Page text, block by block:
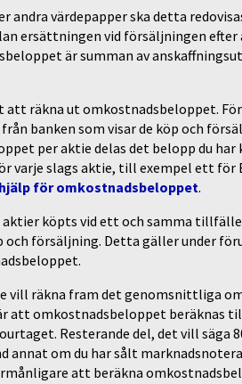
andra värdepapper ska detta
ersättningen vid försäljningen
är summan av
räkna ut omkostnadsbeloppet.
banken som visar de köp och
per aktie delas det belopp du
varje slags aktie, till exempel ett
för omkostnadsbeloppet.
köpts vid ett och samma
och försäljning. Detta gäller under
vill räkna fram det genomsnittliga
att omkostnadsbeloppet beräknas
Resterande del, det vill säga
annat om du har sålt
att beräkna